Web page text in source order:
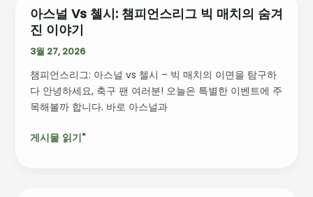
고
의
피
부
솔
루
션
아스널 Vs 첼시: 챔피언스리그 빅 매치의 숨겨
진 이야기
3월 27, 2026
챔피언스리그: 아스널 vs 첼시 – 빅 매치의 이면을 탐구하
다 안녕하세요, 축구 팬 여러분! 오늘은 특별한 이벤트에 주
목해볼까 합니다. 바로 아스널과
아
스
널
vs
첼
시:
챔
언
게시물 읽기"